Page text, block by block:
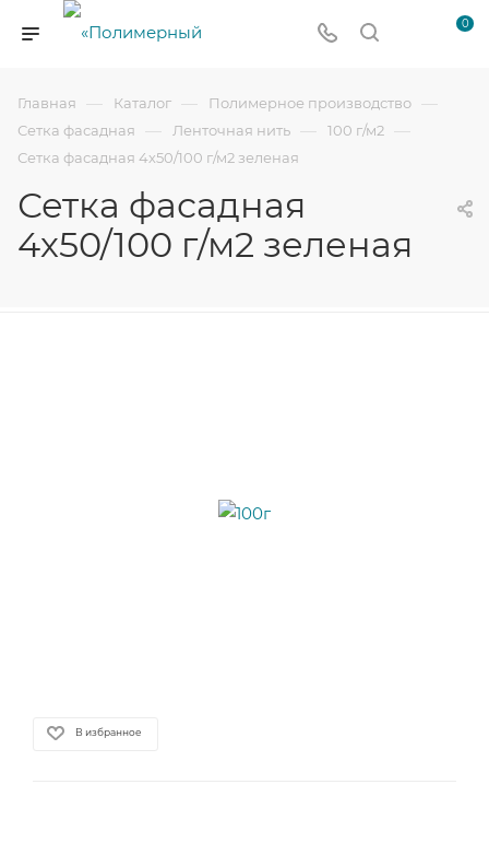
0
Главная — Каталог — Полимерное производство —
Сетка фасадная — Ленточная нить — 100 г/м2 —
Сетка фасадная 4х50/100 г/м2 зеленая
Сетка фасадная
4х50/100 г/м2 зеленая
В избранное